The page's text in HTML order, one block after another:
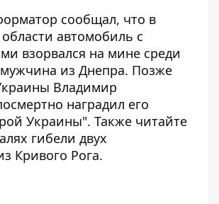
сообщал, что в
автомобиль с
взорвался на мине среди
из Днепра. Позже
Владимир
наградил его
Украины". Также читайте
гибели двух
Кривого Рога.